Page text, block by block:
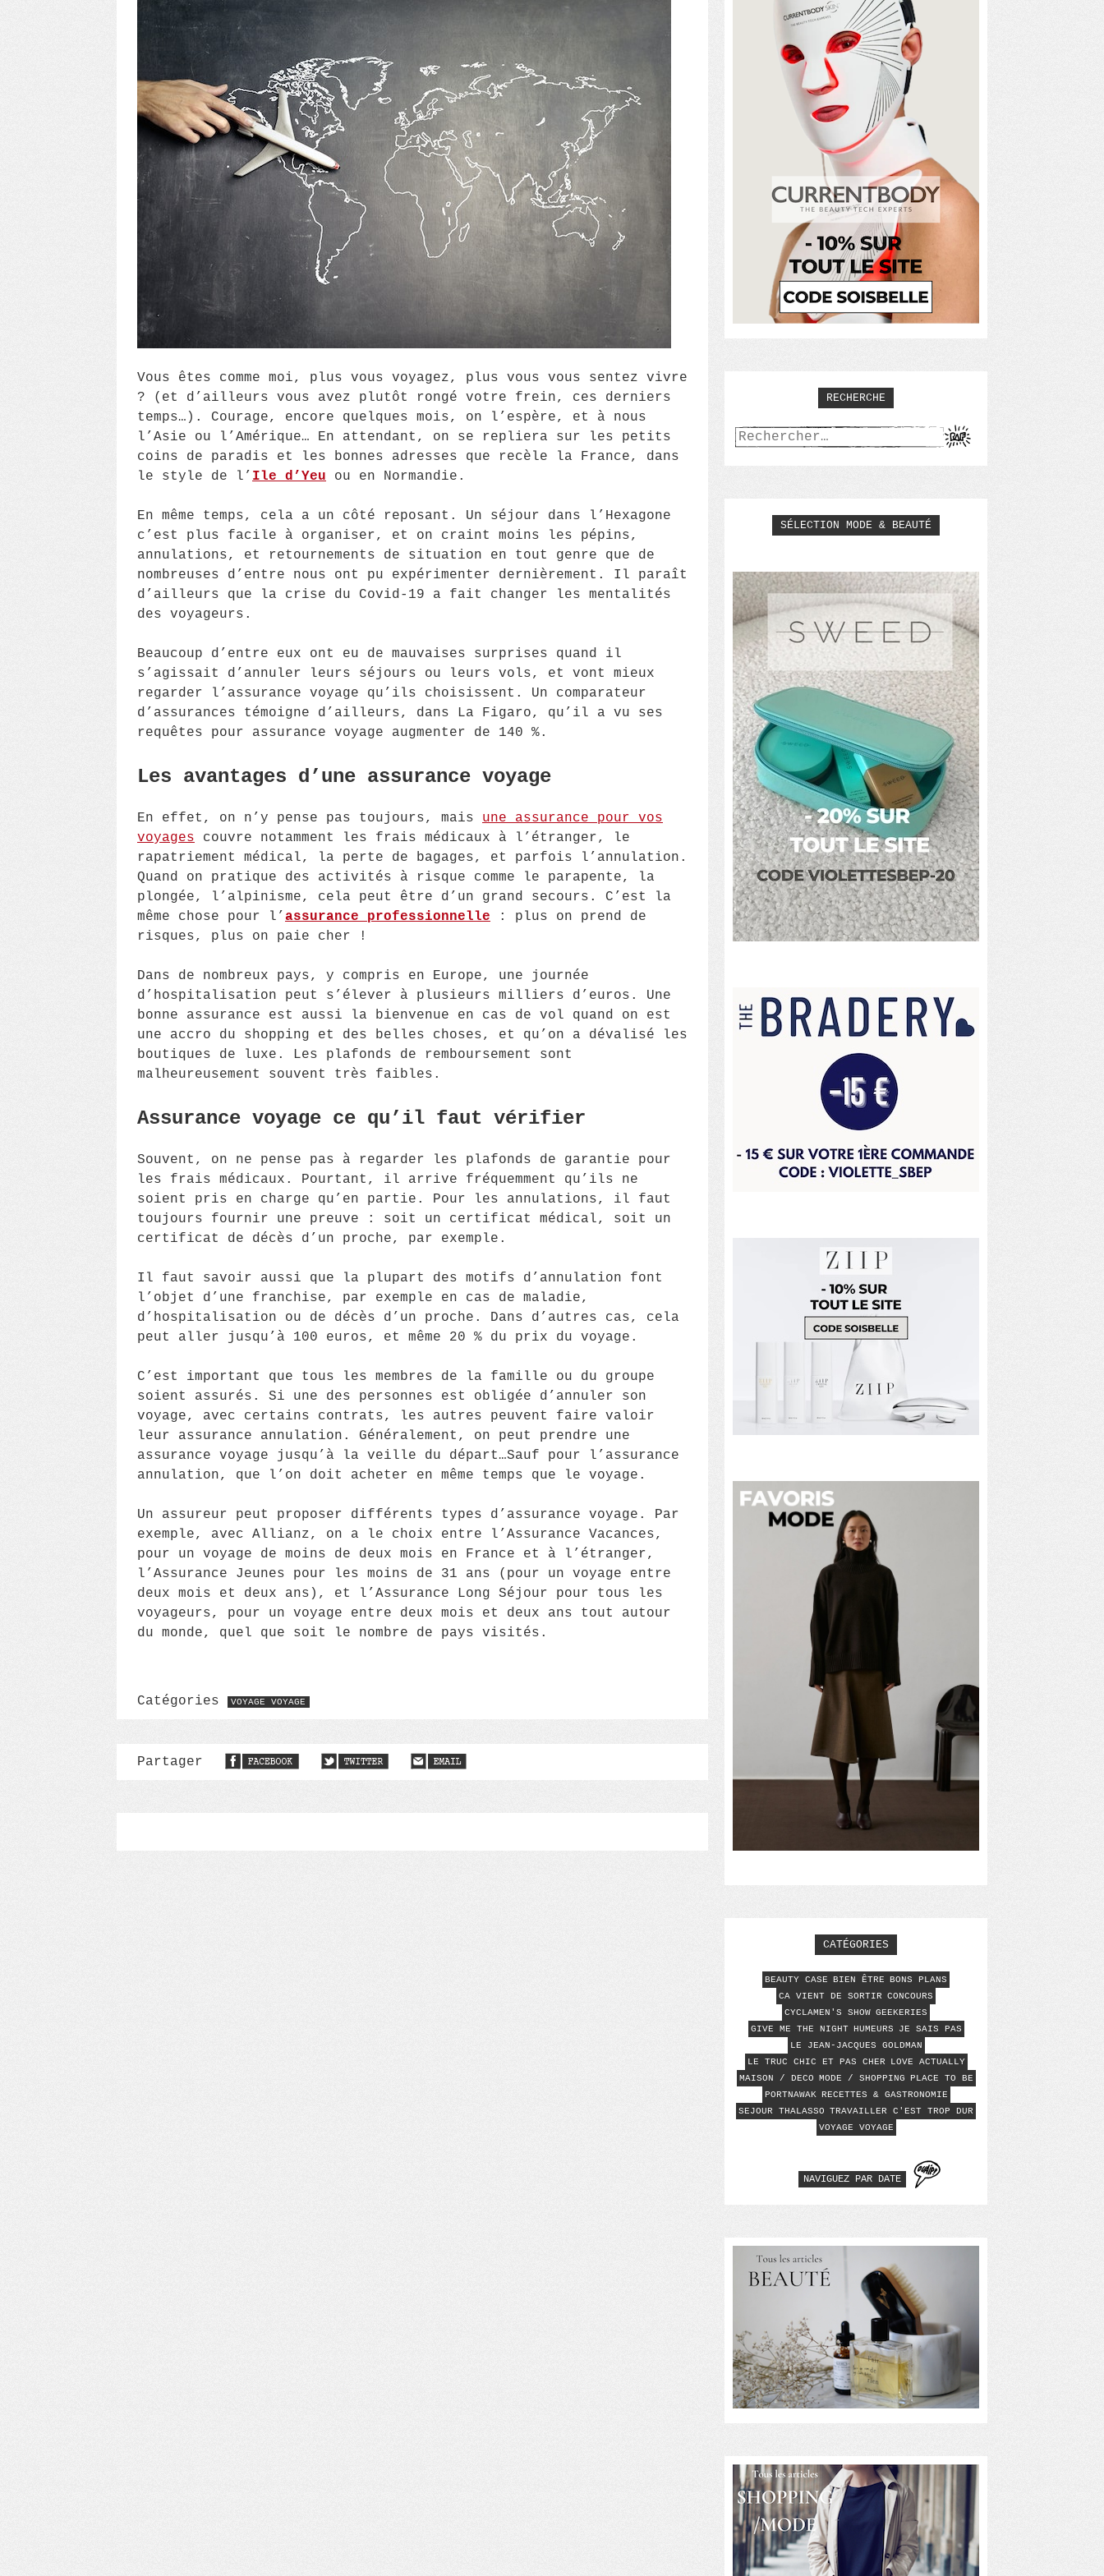
Vous êtes comme moi, plus vous voyagez, plus vous vous sentez vivre
? (et d’ailleurs vous avez plutôt rongé votre frein, ces derniers
temps…). Courage, encore quelques mois, on l’espère, et à nous
l’Asie ou l’Amérique… En attendant, on se repliera sur les petits
coins de paradis et les bonnes adresses que recèle la France, dans
le style de l’ Ile d’Yeu ou en Normandie.
En même temps, cela a un côté reposant. Un séjour dans l’Hexagone
c’est plus facile à organiser, et on craint moins les pépins,
annulations, et retournements de situation en tout genre que de
nombreuses d’entre nous ont pu expérimenter dernièrement. Il paraît
d’ailleurs que la crise du Covid-19 a fait changer les mentalités
des voyageurs.
Beaucoup d’entre eux ont eu de mauvaises surprises quand il
s’agissait d’annuler leurs séjours ou leurs vols, et vont mieux
regarder l’assurance voyage qu’ils choisissent. Un comparateur
d’assurances témoigne d’ailleurs, dans La Figaro, qu’il a vu ses
requêtes pour assurance voyage augmenter de 140 %.
Les avantages d’une assurance voyage
En effet, on n’y pense pas toujours, mais une assurance pour vos
voyages couvre notamment les frais médicaux à l’étranger, le
rapatriement médical, la perte de bagages, et parfois l’annulation.
Quand on pratique des activités à risque comme le parapente, la
plongée, l’alpinisme, cela peut être d’un grand secours. C’est la
même chose pour l’ assurance professionnelle : plus on prend de
risques, plus on paie cher !
Dans de nombreux pays, y compris en Europe, une journée
d’hospitalisation peut s’élever à plusieurs milliers d’euros. Une
bonne assurance est aussi la bienvenue en cas de vol quand on est
une accro du shopping et des belles choses, et qu’on a dévalisé les
boutiques de luxe. Les plafonds de remboursement sont
malheureusement souvent très faibles.
Assurance voyage ce qu’il faut vérifier
Souvent, on ne pense pas à regarder les plafonds de garantie pour
les frais médicaux. Pourtant, il arrive fréquemment qu’ils ne
soient pris en charge qu’en partie. Pour les annulations, il faut
toujours fournir une preuve : soit un certificat médical, soit un
certificat de décès d’un proche, par exemple.
Il faut savoir aussi que la plupart des motifs d’annulation font
l’objet d’une franchise, par exemple en cas de maladie,
d’hospitalisation ou de décès d’un proche. Dans d’autres cas, cela
peut aller jusqu’à 100 euros, et même 20 % du prix du voyage.
C’est important que tous les membres de la famille ou du groupe
soient assurés. Si une des personnes est obligée d’annuler son
voyage, avec certains contrats, les autres peuvent faire valoir
leur assurance annulation. Généralement, on peut prendre une
assurance voyage jusqu’à la veille du départ…Sauf pour l’assurance
annulation, que l’on doit acheter en même temps que le voyage.
Un assureur peut proposer différents types d’assurance voyage. Par
exemple, avec Allianz, on a le choix entre l’Assurance Vacances,
pour un voyage de moins de deux mois en France et à l’étranger,
l’Assurance Jeunes pour les moins de 31 ans (pour un voyage entre
deux mois et deux ans), et l’Assurance Long Séjour pour tous les
voyageurs, pour un voyage entre deux mois et deux ans tout autour
du monde, quel que soit le nombre de pays visités.
Catégories VOYAGE VOYAGE
Partager
RECHERCHE
Rechercher :
SÉLECTION MODE & BEAUTÉ
CATÉGORIES
BEAUTY CASE BIEN ÊTRE BONS PLANS
CA VIENT DE SORTIR CONCOURS
CYCLAMEN'S SHOW GEEKERIES
GIVE ME THE NIGHT HUMEURS
JE SAIS PAS
LE JEAN-JACQUES GOLDMAN
LE TRUC CHIC ET PAS CHER
LOVE ACTUALLY
MAISON / DECO MODE / SHOPPING PLACE TO BE
PORTNAWAK RECETTES & GASTRONOMIE
SEJOUR THALASSO TRAVAILLER C'EST TROP DUR
VOYAGE VOYAGE
NAVIGUEZ PAR DATE